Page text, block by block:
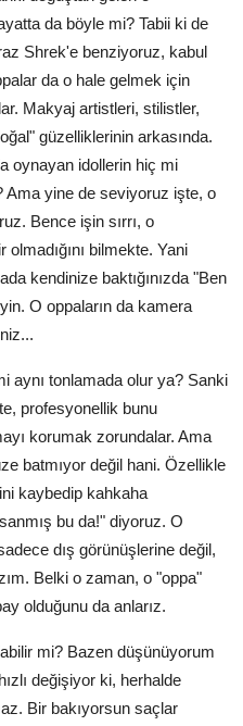
da böyle mi? Tabii ki de
Shrek'e benziyoruz, kabul
da o hale gelmek için
Makyaj artistleri, stilistler,
güzelliklerinin arkasında.
oynayan idollerin hiç mi
Ama yine de seviyoruz işte, o
Bence işin sırrı, o
bilmekte. Yani
kendinize baktığınızda "Ben
O oppaların da kamera
aynı tonlamada olur ya? Sanki
profesyonellik bunu
korumak zorundalar. Ama
batmıyor değil hani. Özellikle
kaybedip kahkaha
bu da!" diyoruz. O
dış görünüşlerine değil,
Belki o zaman, o "oppa"
olduğunu da anlarız.
mi? Bazen düşünüyorum
değişiyor ki, herhalde
Bir bakıyorsun saçlar